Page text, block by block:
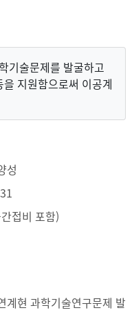
기술문제를 발굴하고
지원함으로써 이공계
성
접비 포함)
계현 과학기술연구문제 발